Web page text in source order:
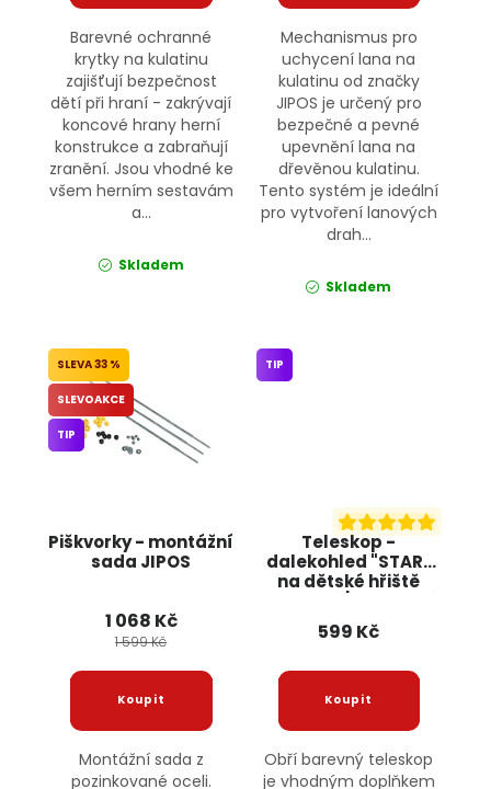
Barevné ochranné
krytky na kulatinu
zajišťují bezpečnost
dětí při hraní - zakrývají
koncové hrany herní
konstrukce a zabraňují
zranění. Jsou vhodné ke
všem herním sestavám
a...
Skladem
Mechanismus pro
uchycení lana na
kulatinu od značky
JIPOS je určený pro
bezpečné a pevné
upevnění lana na
dřevěnou kulatinu.
Tento systém je ideální
pro vytvoření lanových
drah...
Skladem
Piškvorky - montážní
sada JIPOS
33 %
SLEVOAKCE
TIP
1 068 Kč
1 599 Kč
Montážní sada z
pozinkované oceli.
Teleskop -
dalekohled "STAR"
na dětské hřiště
oranžový/limetkový
JIPOS
TIP
599 Kč
Obří barevný teleskop
je vhodným doplňkem